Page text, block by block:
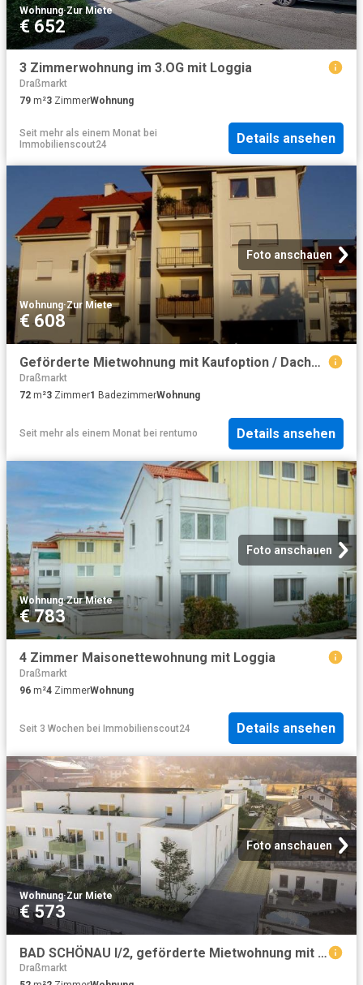
Wohnung·Zur Miete
€ 652
3 Zimmerwohnung im 3.OG mit Loggia
Draßmarkt
79 m²3 ZimmerWohnung
Seit mehr als einem Monat bei
Immobilienscout24
Details ansehen
Foto anschauen
Wohnung·Zur Miete
€ 608
Geförderte Mietwohnung mit Kaufoption / Dachgeschoss
Draßmarkt
72 m²3 Zimmer1 BadezimmerWohnung
Seit mehr als einem Monat bei rentumo Details ansehen
Foto anschauen
Wohnung·Zur Miete
€ 783
4 Zimmer Maisonettewohnung mit Loggia
Draßmarkt
96 m²4 ZimmerWohnung
Seit 3 Wochen bei Immobilienscout24 Details ansehen
Foto anschauen
Wohnung·Zur Miete
€ 573
BAD SCHÖNAU I/2, geförderte Mietwohnung mit Kaufoption, Wohnung 6, 1100/00035582/00001206
Draßmarkt